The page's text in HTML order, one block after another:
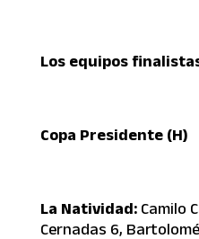
Los equipos
Copa Presidente (H)
La Natividad: Camilo
Cernadas 6,